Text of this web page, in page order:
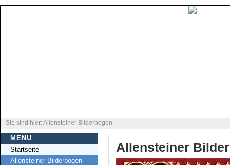
Sie sind hier: Allensteiner Bilderbogen
MENU
Startseite
Allensteiner Bilderbogen
Allensteiner